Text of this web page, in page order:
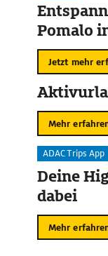
Pomalo
Jetzt mehr
Mehr
ADAC Trips App
Deine
dabei
Mehr